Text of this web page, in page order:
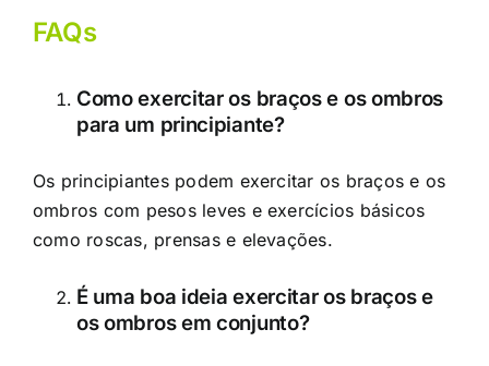
FAQs
Como exercitar os braços e os ombros
para um principiante?
Os principiantes podem exercitar os braços e os
ombros com pesos leves e exercícios básicos
como roscas, prensas e elevações.
É uma boa ideia exercitar os braços e
os ombros em conjunto?